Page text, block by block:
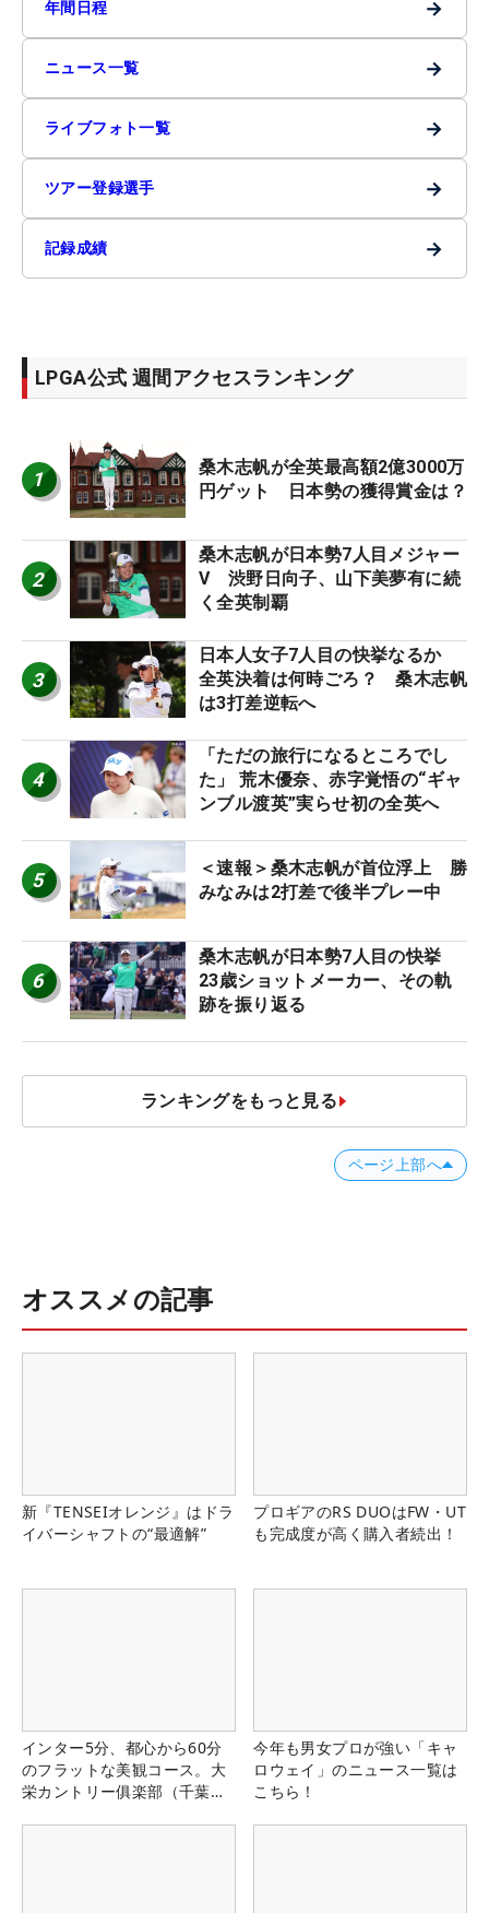
年間日程 →
ニュース一覧 →
ライブフォト一覧 →
ツアー登録選手 →
記録成績 →
LPGA公式 週間アクセスランキング
1
桑木志帆が全英最高額2億3000万
円ゲット 日本勢の獲得賞金は？
2
桑木志帆が日本勢7人目メジャー
V 渋野日向子、山下美夢有に続
く全英制覇
3
日本人女子7人目の快挙なるか
全英決着は何時ごろ？ 桑木志帆
は3打差逆転へ
4
「ただの旅行になるところでし
た」 荒木優奈、赤字覚悟の“ギャ
ンブル渡英”実らせ初の全英へ
5
＜速報＞桑木志帆が首位浮上 勝
みなみは2打差で後半プレー中
6
桑木志帆が日本勢7人目の快挙
23歳ショットメーカー、その軌
跡を振り返る
ランキングをもっと見る
ページ上部へ
オススメの記事
新『TENSEIオレンジ』はドラ
イバーシャフトの“最適解”
プロギアのRS DUOはFW・UT
も完成度が高く購入者続出！
インター5分、都心から60分
のフラットな美観コース。大
栄カントリー俱楽部（千葉
今年も男女プロが強い「キャ
ロウェイ」のニュース一覧は
こちら！